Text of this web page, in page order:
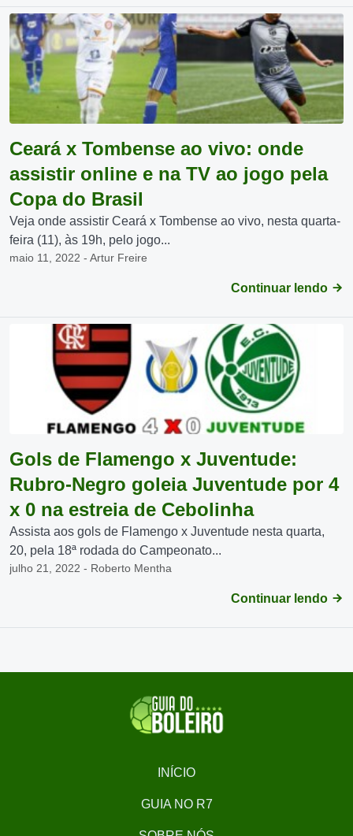
Ceará x Tombense ao vivo: onde
assistir online e na TV ao jogo pela
Copa do Brasil
Veja onde assistir Ceará x Tombense ao vivo, nesta quarta-
feira (11), às 19h, pelo jogo...
maio 11, 2022 - Artur Freire
Continuar lendo
Gols de Flamengo x Juventude:
Rubro-Negro goleia Juventude por 4
x 0 na estreia de Cebolinha
Assista aos gols de Flamengo x Juventude nesta quarta,
20, pela 18ª rodada do Campeonato...
julho 21, 2022 - Roberto Mentha
Continuar lendo
INÍCIO
GUIA NO R7